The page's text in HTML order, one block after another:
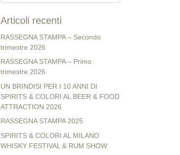
Articoli recenti
RASSEGNA STAMPA – Secondo
trimestre 2026
RASSEGNA STAMPA – Primo
trimestre 2026
UN BRINDISI PER I 10 ANNI DI
SPIRITS & COLORI AL BEER & FOOD
ATTRACTION 2026
RASSEGNA STAMPA 2025
SPIRITS & COLORI AL MILANO
WHISKY FESTIVAL & RUM SHOW